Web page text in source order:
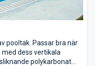
pooltak. Passar bra när
dess vertikala
polykarbonat